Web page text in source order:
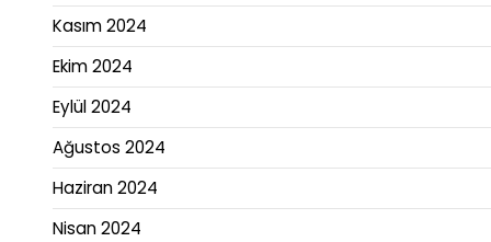
Kasım 2024
Ekim 2024
Eylül 2024
Ağustos 2024
Haziran 2024
Nisan 2024